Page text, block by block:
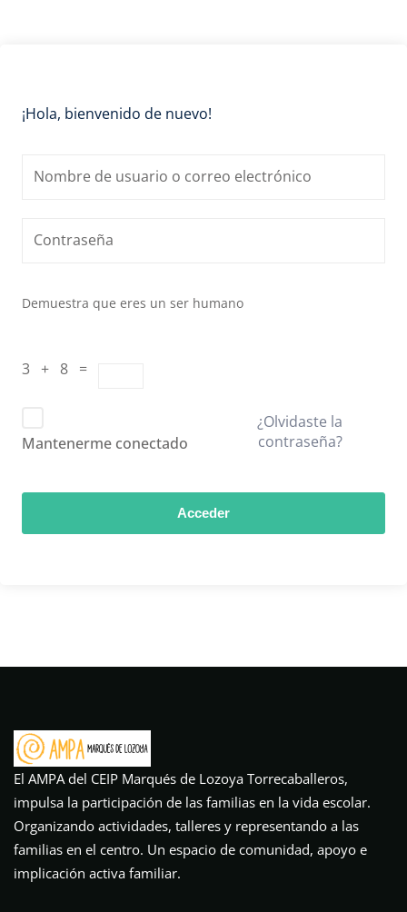
¡Hola, bienvenido de nuevo!
Demuestra que eres un ser humano
3 + 8 =
Mantenerme conectado
¿Olvidaste la
contraseña?
Acceder
El AMPA del CEIP Marqués de Lozoya Torrecaballeros,
impulsa la participación de las familias en la vida escolar.
Organizando actividades, talleres y representando a las
familias en el centro. Un espacio de comunidad, apoyo e
implicación activa familiar.